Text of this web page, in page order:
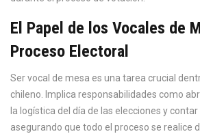
El Papel de los Vocales de
Proceso Electoral
Ser vocal de mesa es una tarea crucial
chileno. Implica responsabilidades como
la logística del día de las elecciones y
asegurando que todo el proceso se realice